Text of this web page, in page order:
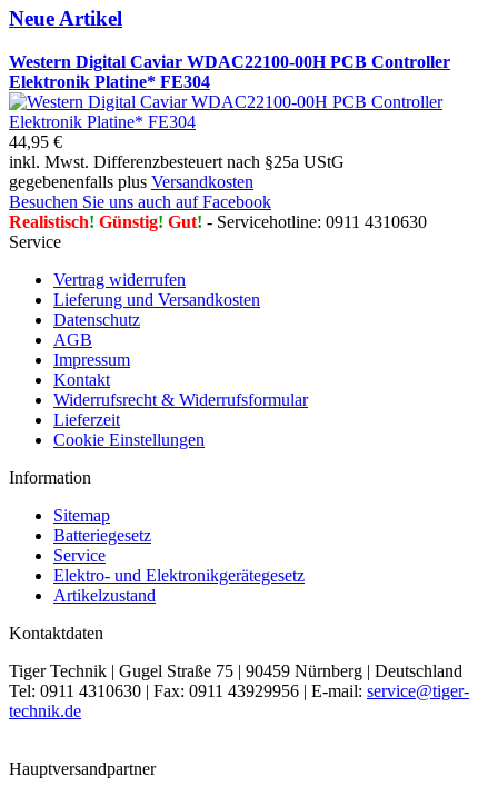
Neue Artikel
Western Digital Caviar WDAC22100-00H PCB Controller
Elektronik Platine* FE304
44,95 €
inkl. Mwst. Differenzbesteuert nach §25a UStG
gegebenenfalls plus Versandkosten
Besuchen Sie uns auch auf Facebook
Realistisch! Günstig! Gut! - Servicehotline: 0911 4310630
Service
Vertrag widerrufen
Lieferung und Versandkosten
Datenschutz
AGB
Impressum
Kontakt
Widerrufsrecht & Widerrufsformular
Lieferzeit
Cookie Einstellungen
Information
Sitemap
Batteriegesetz
Service
Elektro- und Elektronikgerätegesetz
Artikelzustand
Kontaktdaten
Tiger Technik | Gugel Straße 75 | 90459 Nürnberg | Deutschland
Tel: 0911 4310630 | Fax: 0911 43929956 | E-mail: service@tiger-
technik.de
Hauptversandpartner